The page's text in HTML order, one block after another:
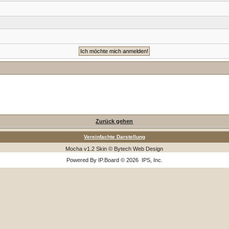
Zurück gehen
Vereinfachte Darstellung
Mocha v1.2 Skin © Bytech Web Design
Powered By IP.Board© 2026 IPS, Inc